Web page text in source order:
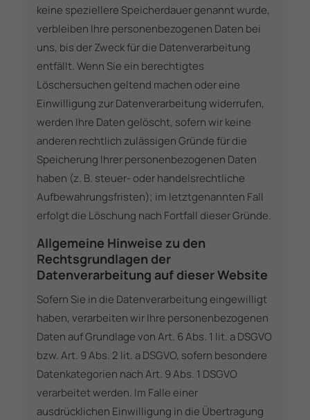
keine speziellere Speicherdauer genannt wurde,
verbleiben Ihre personenbezogenen Daten bei
uns, bis der Zweck für die Datenverarbeitung
entfällt. Wenn Sie ein berechtigtes
Löschersuchen geltend machen oder eine
Einwilligung zur Datenverarbeitung widerrufen,
werden Ihre Daten gelöscht, sofern wir keine
anderen rechtlich zulässigen Gründe für die
Speicherung Ihrer personenbezogenen Daten
haben (z. B. steuer- oder handelsrechtliche
Aufbewahrungsfristen); im letztgenannten Fall
erfolgt die Löschung nach Fortfall dieser Gründe.
Allgemeine Hinweise zu den
Rechtsgrundlagen der
Datenverarbeitung auf dieser Website
Sofern Sie in die Datenverarbeitung eingewilligt
haben, verarbeiten wir Ihre personenbezogenen
Daten auf Grundlage von Art. 6 Abs. 1 lit. a DSGVO
bzw. Art. 9 Abs. 2 lit. a DSGVO, sofern besondere
Datenkategorien nach Art. 9 Abs. 1 DSGVO
verarbeitet werden. Im Falle einer
ausdrücklichen Einwilligung in die Übertragung